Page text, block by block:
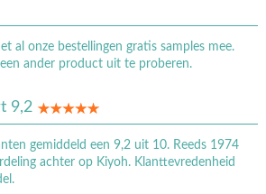
al onze bestellingen gratis samples mee.
ander product uit te proberen.
9,2
gemiddeld een 9,2 uit 10. Reeds 1974
achter op Kiyoh. Klanttevredenheid